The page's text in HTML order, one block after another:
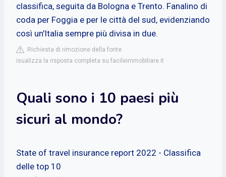
classifica, seguita da Bologna e Trento. Fanalino di
coda per Foggia e per le città del sud, evidenziando
così un'Italia sempre più divisa in due.
Richiesta di rimozione della fonte
isualizza la risposta completa su facileimmobiliare.it
Quali sono i 10 paesi più
sicuri al mondo?
State of travel insurance report 2022 - Classifica
delle top 10